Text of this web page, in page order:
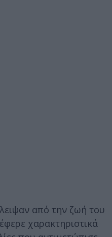
από την ζωή του
χαρακτηριστικά